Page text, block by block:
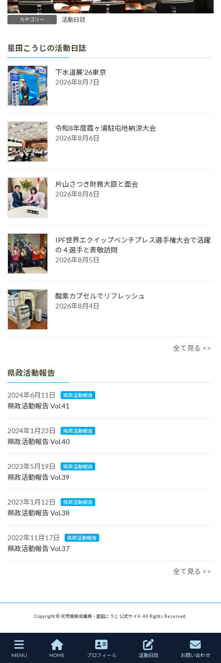
カテゴリー 活動日誌
星田こうじの活動日誌
下水道展'26東京
2026年8月7日
令和8年度霞ヶ浦駐屯地納涼大会
2026年8月6日
片山さつき財務大臣と面会
2026年8月6日
IPF世界エクイップベンチプレス選手権大会で活躍
の４選手と表敬訪問
2026年8月5日
酸素カプセルでリフレッシュ
2026年8月4日
全て見る >>
県政活動報告
2024年6月11日 県政活動報告
県政活動報告 Vol.41
2024年1月23日 県政活動報告
県政活動報告 Vol.40
2023年5月19日 県政活動報告
県政活動報告 Vol.39
2023年1月12日 県政活動報告
県政活動報告 Vol.38
2022年11月17日 県政活動報告
県政活動報告 Vol.37
全て見る >>
Copyright © 元茨城県会議員・星田こうじ 公式サイト All Rights Reserved.
MENU HOME プロフィール 活動日誌 お問い合わせ